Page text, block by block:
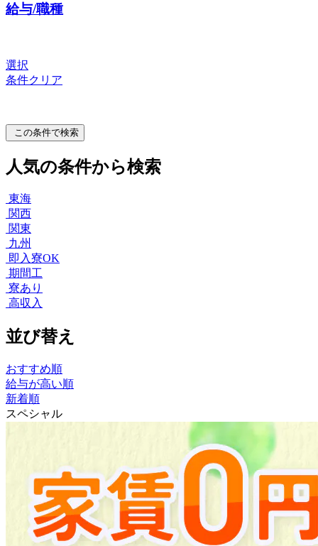
給与/職種
選択
条件クリア
この条件で検索
人気の条件から検索
東海
関西
関東
九州
即入寮OK
期間工
寮あり
高収入
並び替え
おすすめ順
給与が高い順
新着順
スペシャル